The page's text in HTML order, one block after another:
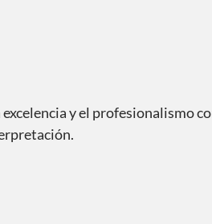
y el profesionalismo